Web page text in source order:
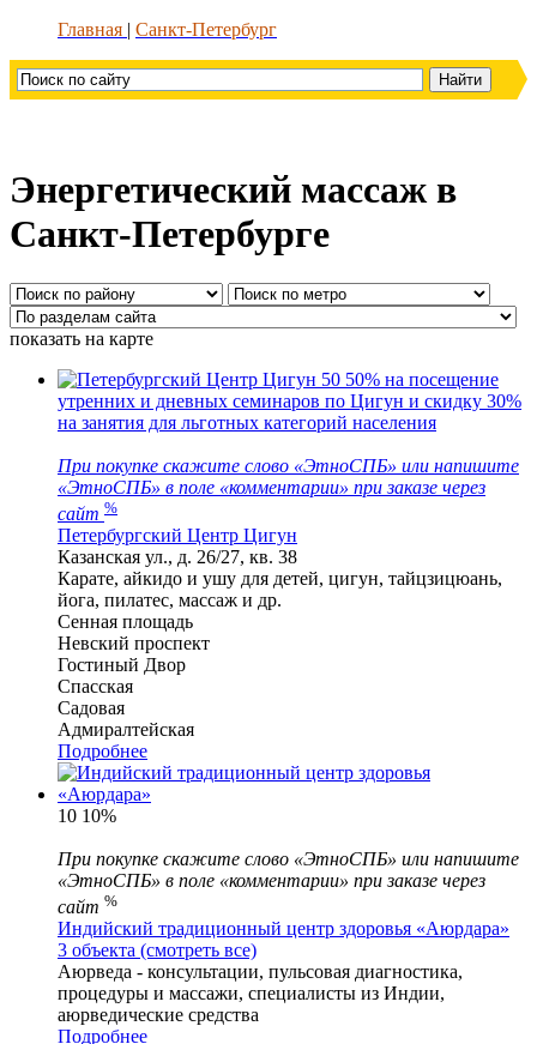
Главная
Санкт-Петербург
Энергетический массаж в
Санкт-Петербурге
показать на карте
50 50% на посещение
утренних и дневных семинаров по Цигун и скидку 30%
на занятия для льготных категорий населения
При покупке скажите слово «ЭтноСПБ» или напишите
«ЭтноСПБ» в поле «комментарии» при заказе через
сайт %
Петербургский Центр Цигун
Казанская ул., д. 26/27, кв. 38
Карате, айкидо и ушу для детей, цигун, тайцзицюань,
йога, пилатес, массаж и др.
Сенная площадь
Невский проспект
Гостиный Двор
Спасская
Садовая
Адмиралтейская
Подробнее
10 10%
При покупке скажите слово «ЭтноСПБ» или напишите
«ЭтноСПБ» в поле «комментарии» при заказе через
сайт %
Индийский традиционный центр здоровья «Аюрдара»
3 объекта (смотреть все)
Аюрведа - консультации, пульсовая диагностика,
процедуры и массажи, специалисты из Индии,
аюрведические средства
Подробнее